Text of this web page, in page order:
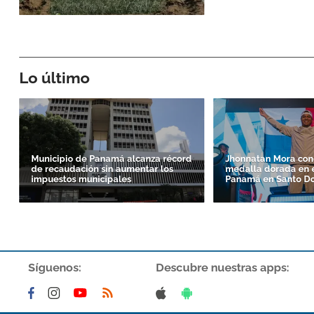
Lo último
Municipio de Panamá alcanza récord
de recaudación sin aumentar los
impuestos municipales
Jhonnatan Mora
medalla dorada en
Panamá en Santo
Síguenos: Descubre nuestras apps: